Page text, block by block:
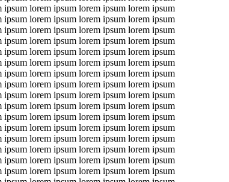
lorem ipsum lorem ipsum lorem ipsum
lorem ipsum lorem ipsum lorem ipsum
lorem ipsum lorem ipsum lorem ipsum
lorem ipsum lorem ipsum lorem ipsum
lorem ipsum lorem ipsum lorem ipsum
lorem ipsum lorem ipsum lorem ipsum
lorem ipsum lorem ipsum lorem ipsum
lorem ipsum lorem ipsum lorem ipsum
lorem ipsum lorem ipsum lorem ipsum
lorem ipsum lorem ipsum lorem ipsum
lorem ipsum lorem ipsum lorem ipsum
lorem ipsum lorem ipsum lorem ipsum
lorem ipsum lorem ipsum lorem ipsum
lorem ipsum lorem ipsum lorem ipsum
lorem ipsum lorem ipsum lorem ipsum
lorem ipsum lorem ipsum lorem ipsum